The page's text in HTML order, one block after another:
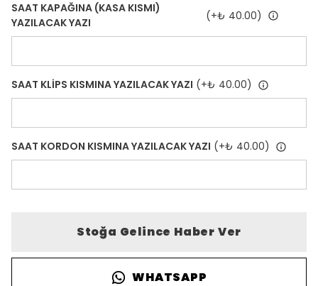
SAAT KAPAĞINA (KASA KISMI)
YAZILACAK YAZI
(+₺ 40.00)
SAAT KLİPS KISMINA YAZILACAK YAZI (+₺ 40.00)
SAAT KORDON KISMINA YAZILACAK YAZI (+₺ 40.00)
Stoğa Gelince Haber Ver
WHATSAPP